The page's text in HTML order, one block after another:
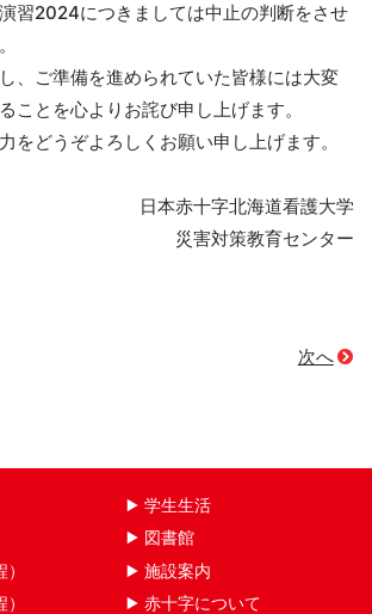
習2024につきましては中止の判断をさせ
、ご準備を進められていた皆様には大変
ことを心よりお詫び申し上げます。
をどうぞよろしくお願い申し上げます。
日本赤十字北海道看護大学
災害対策教育センター
次へ
学生生活
図書館
施設案内
赤十字について